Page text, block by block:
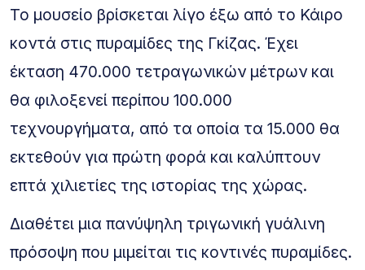
Το μουσείο βρίσκεται λίγο έξω από το Κάιρο
κοντά στις πυραμίδες της Γκίζας. Έχει
έκταση 470.000 τετραγωνικών μέτρων και
θα φιλοξενεί περίπου 100.000
τεχνουργήματα, από τα οποία τα 15.000 θα
εκτεθούν για πρώτη φορά και καλύπτουν
επτά χιλιετίες της ιστορίας της χώρας.
Διαθέτει μια πανύψηλη τριγωνική γυάλινη
πρόσοψη που μιμείται τις κοντινές πυραμίδες.